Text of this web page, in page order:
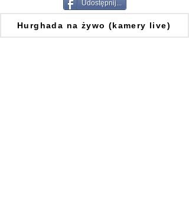
Udostępnij...
Hurghada na żywo (kamery live)